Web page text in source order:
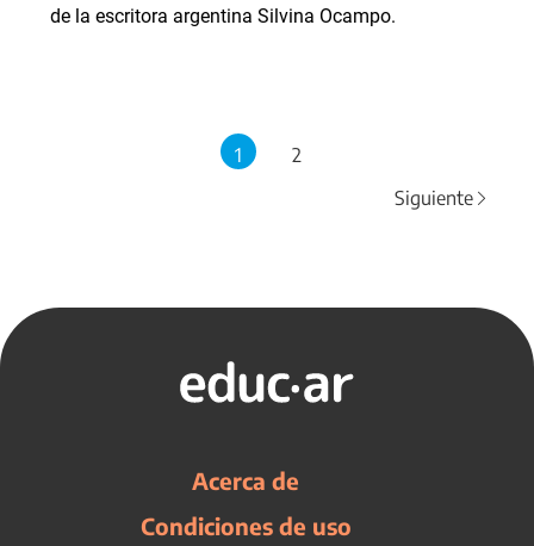
de la escritora argentina Silvina Ocampo.
1
2
Siguiente
Acerca de
Condiciones de uso